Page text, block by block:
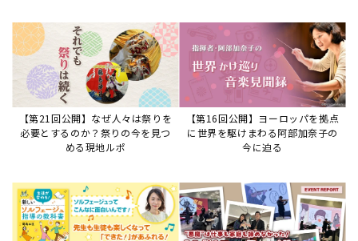
【第21回公開】なぜ人々は祭りを
必要とするのか？祭りの今を見つ
める現地ルポ
【第16回公開】ヨーロッパを拠点
に世界を駆けまわる阿部加奈子の
今に迫る